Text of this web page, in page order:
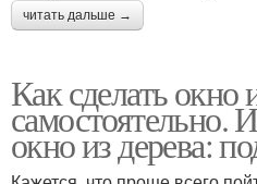
читать дальше →
Как сделать окно
самостоятельно.
окно из дерева: